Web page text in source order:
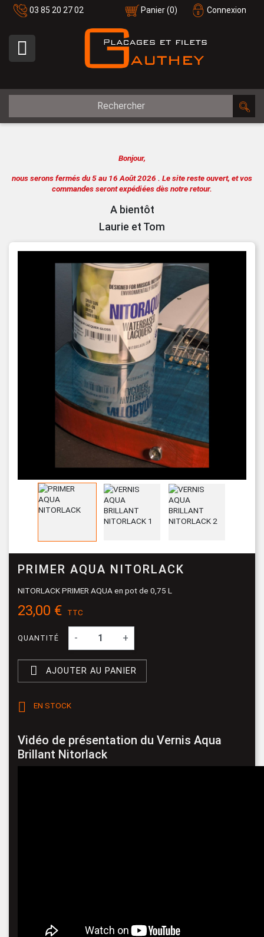
03 85 20 27 02 Connexion
Panier(0)

Bonjour,
nous serons fermés du 5 au 16 Août 2026 . Le site reste ouvert, et vos
commandes seront expédiées dès notre retour.
A bientôt
Laurie et Tom
PRIMER AQUA NITORLACK
NITORLACK PRIMER AQUA en pot de 0,75 L
23,00 € TTC
QUANTITÉ - +
 AJOUTER AU PANIER
 EN STOCK
Vidéo de présentation du Vernis Aqua
Brillant Nitorlack